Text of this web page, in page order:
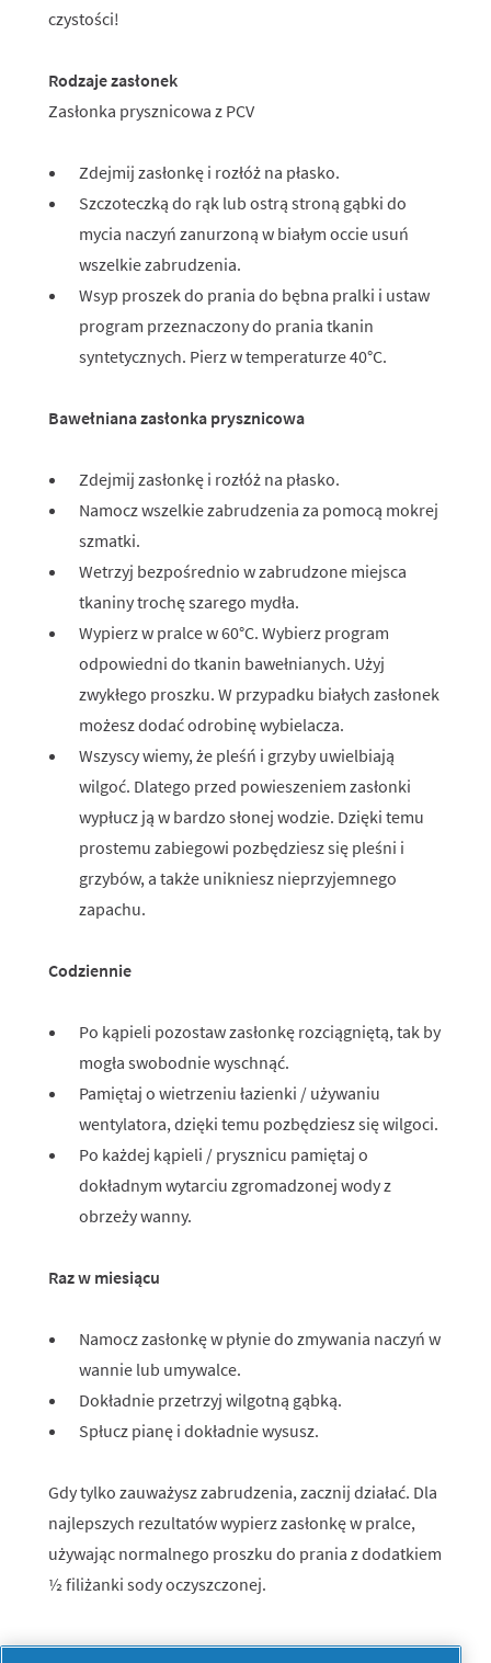
czystości!
Rodzaje zasłonek
Zasłonka prysznicowa z PCV
Zdejmij zasłonkę i rozłóż na płasko.
Szczoteczką do rąk lub ostrą stroną gąbki do
mycia naczyń zanurzoną w białym occie usuń
wszelkie zabrudzenia.
Wsyp proszek do prania do bębna pralki i ustaw
program przeznaczony do prania tkanin
syntetycznych. Pierz w temperaturze 40°C.
Bawełniana zasłonka prysznicowa
Zdejmij zasłonkę i rozłóż na płasko.
Namocz wszelkie zabrudzenia za pomocą mokrej
szmatki.
Wetrzyj bezpośrednio w zabrudzone miejsca
tkaniny trochę szarego mydła.
Wypierz w pralce w 60°C. Wybierz program
odpowiedni do tkanin bawełnianych. Użyj
zwykłego proszku. W przypadku białych zasłonek
możesz dodać odrobinę wybielacza.
Wszyscy wiemy, że pleśń i grzyby uwielbiają
wilgoć. Dlatego przed powieszeniem zasłonki
wypłucz ją w bardzo słonej wodzie. Dzięki temu
prostemu zabiegowi pozbędziesz się pleśni i
grzybów, a także unikniesz nieprzyjemnego
zapachu.
Codziennie
Po kąpieli pozostaw zasłonkę rozciągniętą, tak by
mogła swobodnie wyschnąć.
Pamiętaj o wietrzeniu łazienki / używaniu
wentylatora, dzięki temu pozbędziesz się wilgoci.
Po każdej kąpieli / prysznicu pamiętaj o
dokładnym wytarciu zgromadzonej wody z
obrzeży wanny.
Raz w miesiącu
Namocz zasłonkę w płynie do zmywania naczyń w
wannie lub umywalce.
Dokładnie przetrzyj wilgotną gąbką.
Spłucz pianę i dokładnie wysusz.
Gdy tylko zauważysz zabrudzenia, zacznij działać. Dla
najlepszych rezultatów wypierz zasłonkę w pralce,
używając normalnego proszku do prania z dodatkiem
½ filiżanki sody oczyszczonej.